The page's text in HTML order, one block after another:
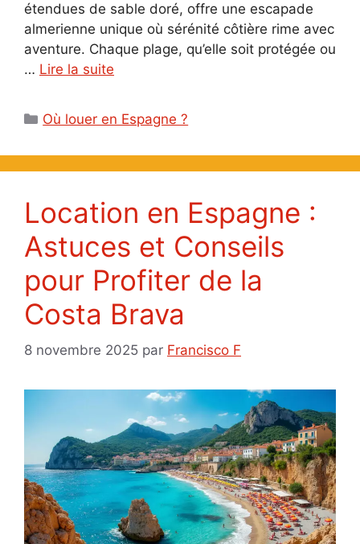
étendues de sable doré, offre une escapade
almerienne unique où sérénité côtière rime avec
aventure. Chaque plage, qu’elle soit protégée ou
… Lire la suite
Catégories
Où louer en Espagne ?
Location en Espagne :
Astuces et Conseils
pour Profiter de la
Costa Brava
8 novembre 2025 par Francisco F